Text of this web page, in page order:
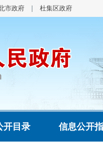
市政府 杜集区政府
开目录 信息公开